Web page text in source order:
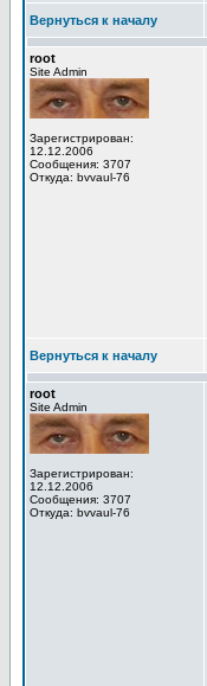
Вернуться к началу
root
Site Admin
Зарегистрирован:
12.12.2006
Сообщения: 3707
Откуда: bvvaul-76
Вернуться к началу
root
Site Admin
Зарегистрирован:
12.12.2006
Сообщения: 3707
Откуда: bvvaul-76